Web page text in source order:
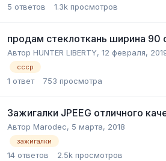
5 ответов 1.3k просмотров
продам стеклоткань ширина 90
Автор HUNTER LIBERTY, 12 февраля,
ссср
1 ответ 753 просмотра
Зажигалки JPEEG отличного
Автор Marodec, 5 марта, 2018
зажигалки
14 ответов 2.5k просмотров